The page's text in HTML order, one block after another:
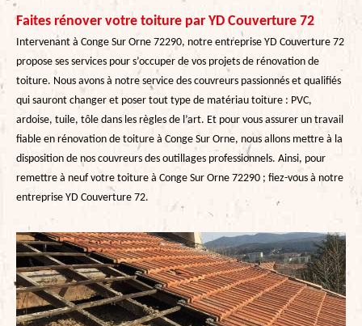
Faites rénover votre toiture par YD Couverture 72
Intervenant à Conge Sur Orne 72290, notre entreprise YD Couverture 72
propose ses services pour s’occuper de vos projets de rénovation de
toiture. Nous avons à notre service des couvreurs passionnés et qualifiés
qui sauront changer et poser tout type de matériau toiture : PVC,
ardoise, tuile, tôle dans les règles de l’art. Et pour vous assurer un travail
fiable en rénovation de toiture à Conge Sur Orne, nous allons mettre à la
disposition de nos couvreurs des outillages professionnels. Ainsi, pour
remettre à neuf votre toiture à Conge Sur Orne 72290 ; fiez-vous à notre
entreprise YD Couverture 72.